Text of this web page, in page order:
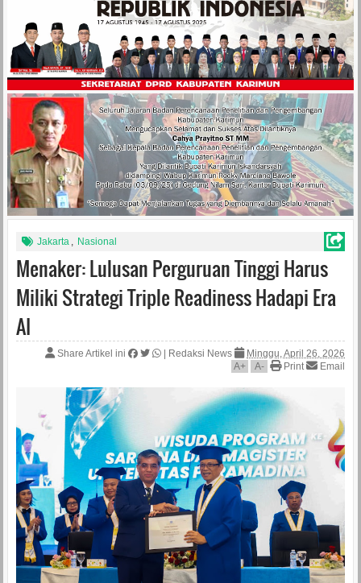
Jakarta , Nasional
Menaker: Lulusan Perguruan Tinggi Harus
Miliki Strategi Triple Readiness Hadapi Era
AI
Share Artikel ini Redaksi News
Minggu, April 26, 2026
A+ A- Print Email